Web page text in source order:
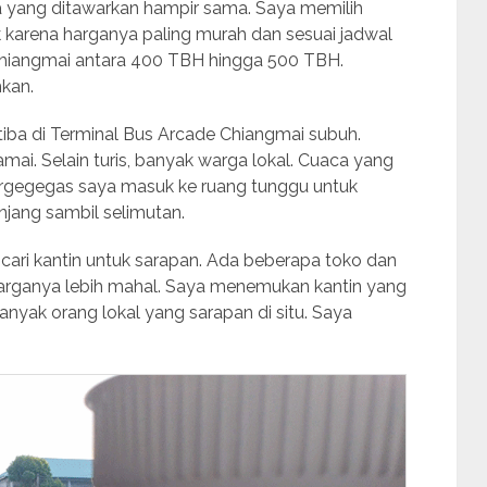
ditawarkan hampir sama. Saya memilih
harganya paling murah dan sesuai jadwal
antara 400 TBH hingga 500 TBH.
di Terminal Bus Arcade Chiangmai subuh.
Selain turis, banyak warga lokal. Cuaca yang
saya masuk ke ruang tunggu untuk
sambil selimutan.
kantin untuk sarapan. Ada beberapa toko dan
lebih mahal. Saya menemukan kantin yang
orang lokal yang sarapan di situ. Saya